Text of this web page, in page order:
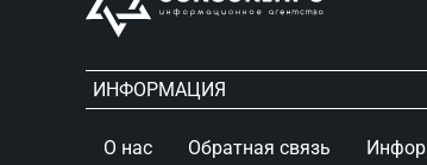
ИНФОРМАЦИЯ
О нас Обратная связь